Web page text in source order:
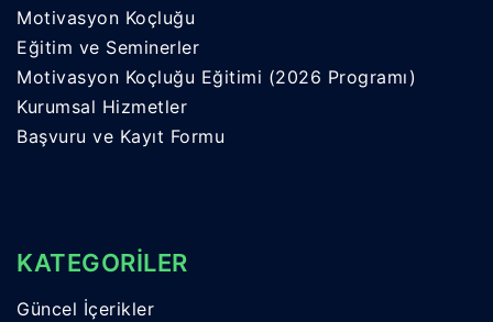
Motivasyon Koçluğu
Eğitim ve Seminerler
Motivasyon Koçluğu Eğitimi (2026 Programı)
Kurumsal Hizmetler
Başvuru ve Kayıt Formu
KATEGORİLER
Güncel İçerikler